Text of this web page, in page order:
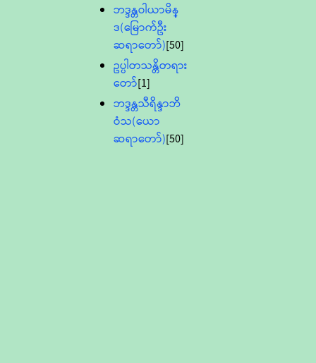
ဘဒ္ဒန္တဝါယာမိန္
ဒ(မြောက်ဦး
ဆရာတော်)[50]
ဥပ္ပါတသန္တိတရား
တော်[1]
ဘဒ္ဒန္တသီရိန္ဒာဘိ
ဝံသ(ယော
ဆရာတော်)[50]